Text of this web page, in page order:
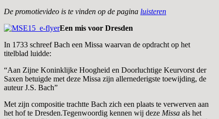
De promotievideo is te vinden op de pagina luisteren
Een mis voor Dresden
In 1733 schreef Bach een Missa waarvan de opdracht op het
titelblad luidde:
“Aan Zijne Koninklijke Hoogheid en Doorluchtige Keurvorst der
Saxen betuigde met deze Missa zijn allernederigste toewijding, de
auteur J.S. Bach”
Met zijn compositie trachtte Bach zich een plaats te verwerven aan
het hof te Dresden.Tegenwoordig kennen wij deze Missa als het